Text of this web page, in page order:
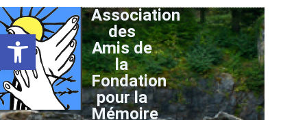
Ouvrir la barre d’outils
Association
des
Amis de
la
Fondation
pour la
Mémoire